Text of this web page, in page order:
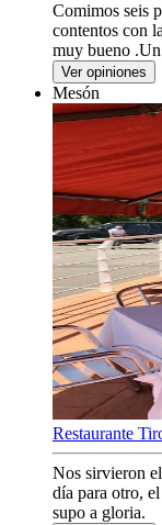
Comimos seis
contentos con
muy bueno
Ver opiniones
Mesón
Restaurante
Nos sirvieron
día para otro,
supo a gloria.